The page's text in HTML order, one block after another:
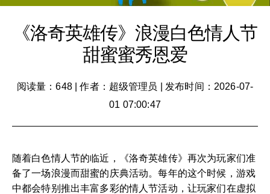
《洛奇英雄传》浪漫白色情人节
甜蜜蜜秀恩爱
阅读量：648|作者：超级管理员
发布时间：2026-07-
01 07:00:47
随着白色情人节的临近，《洛奇英雄传》再次为玩家们准
备了一场浪漫而甜蜜的庆典活动。每年的这个时候，游戏
中都会特别推出丰富多彩的情人节活动，让玩家们在虚拟